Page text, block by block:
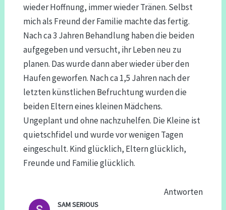
wieder Hoffnung, immer wieder Tränen. Selbst
mich als Freund der Familie machte das fertig.
Nach ca 3 Jahren Behandlung haben die beiden
aufgegeben und versucht, ihr Leben neu zu
planen. Das wurde dann aber wieder über den
Haufen geworfen. Nach ca 1,5 Jahren nach der
letzten künstlichen Befruchtung wurden die
beiden Eltern eines kleinen Mädchens.
Ungeplant und ohne nachzuhelfen. Die Kleine ist
quietschfidel und wurde vor wenigen Tagen
eingeschult. Kind glücklich, Eltern glücklich,
Freunde und Familie glücklich.
Antworten
SAM SERIOUS